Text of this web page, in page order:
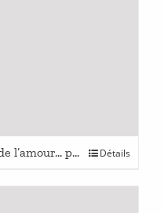
ROD – Allumons la flamme de l’amour… pour l’humanité Détails